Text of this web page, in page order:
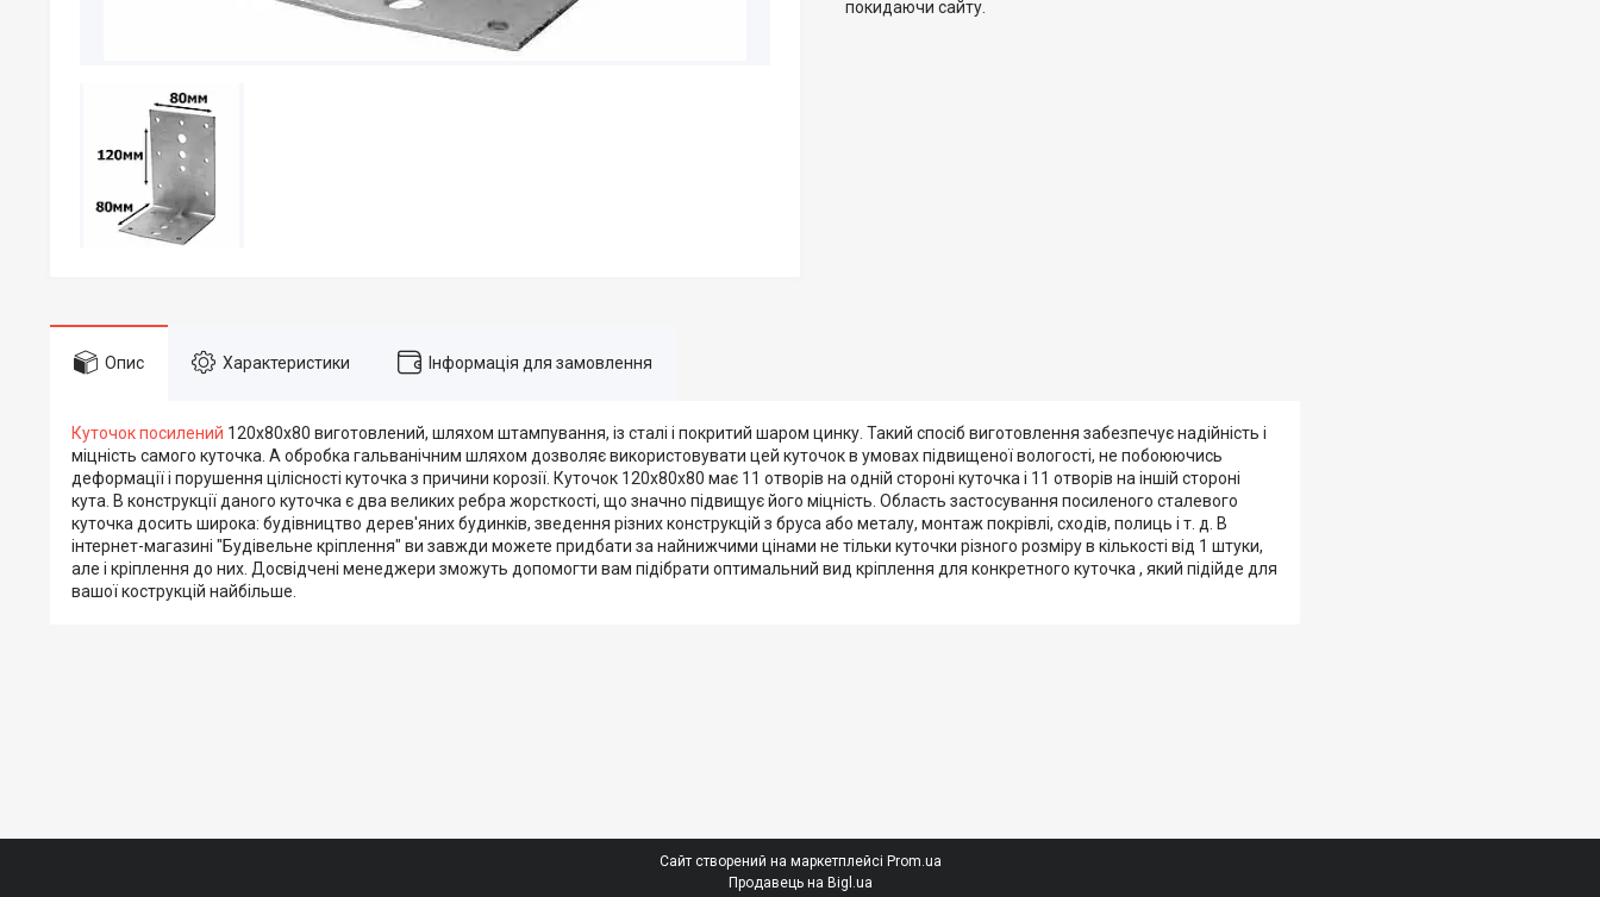
покидаючи сайту.
Опис Характеристики Інформація для замовлення
Куточок посилений 120х80х80 виготовлений, шляхом штампування, із сталі і покритий шаром цинку. Такий спосіб виготовлення забезпечує надійність і
міцність самого куточка. А обробка гальванічним шляхом дозволяє використовувати цей куточок в умовах підвищеної вологості, не побоюючись
деформації і порушення цілісності куточка з причини корозії. Куточок 120х80х80 має 11 отворів на одній стороні куточка і 11 отворів на іншій стороні
кута. В конструкції даного куточка є два великих ребра жорсткості, що значно підвищує його міцність. Область застосування посиленого сталевого
куточка досить широка: будівництво дерев'яних будинків, зведення різних конструкцій з бруса або металу, монтаж покрівлі, сходів, полиць і т. д. В
інтернет-магазині "Будівельне кріплення" ви завжди можете придбати за найнижчими цінами не тільки куточки різного розміру в кількості від 1 штуки,
але і кріплення до них. Досвідчені менеджери зможуть допомогти вам підібрати оптимальний вид кріплення для конкретного куточка , який підійде для
вашої кострукцій найбільше.
Сайт створений на маркетплейсі Prom.ua
Продавець на Bigl.ua